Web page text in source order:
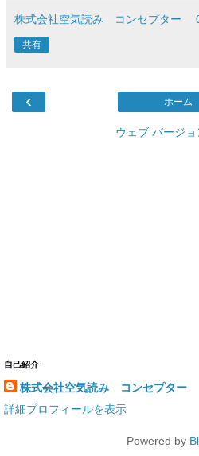
株式会社空気読み コンセプター
共有
‹ ホーム
ウェブ バージ
自己紹介
株式会社空気読み コンセプター
詳細プロフィールを表示
Powered by